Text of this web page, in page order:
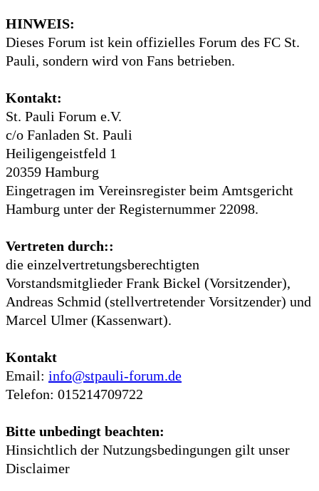
HINWEIS:
Dieses Forum ist kein offizielles Forum des FC St.
Pauli, sondern wird von Fans betrieben.
Kontakt:
St. Pauli Forum e.V.
c/o Fanladen St. Pauli
Heiligengeistfeld 1
20359 Hamburg
Eingetragen im Vereinsregister beim Amtsgericht
Hamburg unter der Registernummer 22098.
Vertreten durch::
die einzelvertretungsberechtigten
Vorstandsmitglieder Frank Bickel (Vorsitzender),
Andreas Schmid (stellvertretender Vorsitzender) und
Marcel Ulmer (Kassenwart).
Kontakt
Email: info@stpauli-forum.de
Telefon: 015214709722
Bitte unbedingt beachten:
Hinsichtlich der Nutzungsbedingungen gilt unser
Disclaimer